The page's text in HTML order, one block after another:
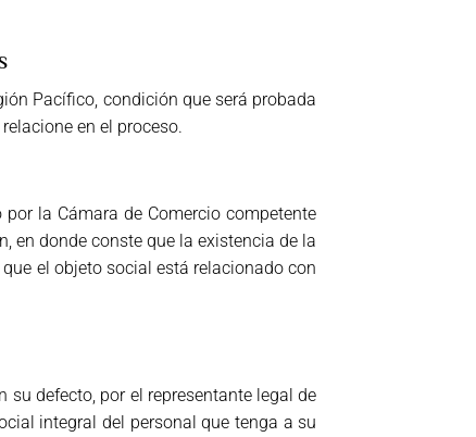
Pacífico, condición que será probada
en el proceso.
la Cámara de Comercio competente
en donde conste que la existencia de la
el objeto social está relacionado con
defecto, por el representante legal de
integral del personal que tenga a su